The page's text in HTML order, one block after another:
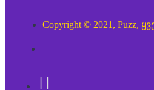
Copyright © 2021, Puzz,